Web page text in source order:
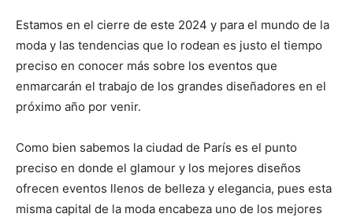
Estamos en el cierre de este 2024 y para el mundo de la
moda y las tendencias que lo rodean es justo el tiempo
preciso en conocer más sobre los eventos que
enmarcarán el trabajo de los grandes diseñadores en el
próximo año por venir.
Como bien sabemos la ciudad de París es el punto
preciso en donde el glamour y los mejores diseños
ofrecen eventos llenos de belleza y elegancia, pues esta
misma capital de la moda encabeza uno de los mejores